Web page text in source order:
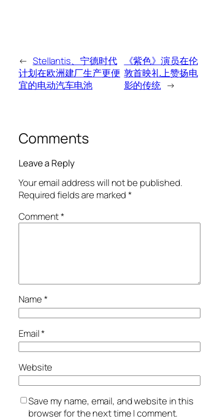
← Stellantis、宁德时代
计划在欧洲建厂生产更便
宜的电动汽车电池
《紫色》演员在伦
敦首映礼上赞扬电
影的传统 →
Comments
Leave a Reply
Your email address will not be published.
Required fields are marked*
Comment*
Name*
Email*
Website
Save my name, email, and website in this
browser for the next time I comment.